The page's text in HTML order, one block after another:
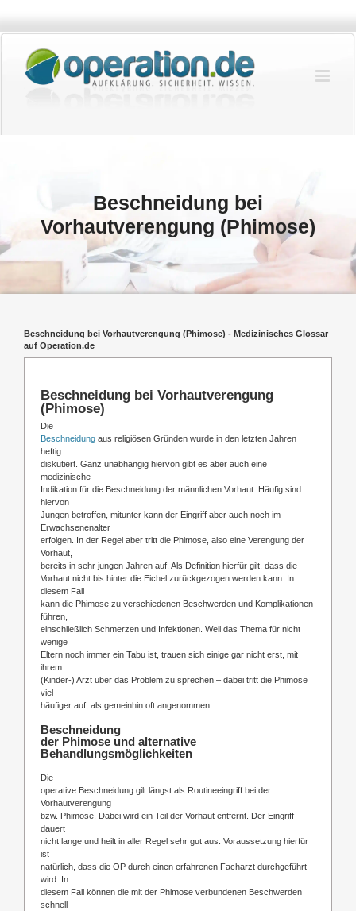
springen
Beschneidung bei
Vorhautverengung (Phimose)
Beschneidung bei Vorhautverengung (Phimose) - Medizinisches Glossar
auf Operation.de
Beschneidung bei Vorhautverengung
(Phimose)
Die
Beschneidung aus religiösen Gründen wurde in den letzten Jahren
heftig
diskutiert. Ganz unabhängig hiervon gibt es aber auch eine
medizinische
Indikation für die Beschneidung der männlichen Vorhaut. Häufig sind
hiervon
Jungen betroffen, mitunter kann der Eingriff aber auch noch im
Erwachsenenalter
erfolgen. In der Regel aber tritt die Phimose, also eine Verengung der
Vorhaut,
bereits in sehr jungen Jahren auf. Als Definition hierfür gilt, dass die
Vorhaut nicht bis hinter die Eichel zurückgezogen werden kann. In
diesem Fall
kann die Phimose zu verschiedenen Beschwerden und Komplikationen
führen,
einschließlich Schmerzen und Infektionen. Weil das Thema für nicht
wenige
Eltern noch immer ein Tabu ist, trauen sich einige gar nicht erst, mit
ihrem
(Kinder-) Arzt über das Problem zu sprechen – dabei tritt die Phimose
viel
häufiger auf, als gemeinhin oft angenommen.
Beschneidung
der Phimose und alternative
Behandlungsmöglichkeiten
Die
operative Beschneidung gilt längst als Routineeingriff bei der
Vorhautverengung
bzw. Phimose. Dabei wird ein Teil der Vorhaut entfernt. Der Eingriff
dauert
nicht lange und heilt in aller Regel sehr gut aus. Voraussetzung hierfür
ist
natürlich, dass die OP durch einen erfahrenen Facharzt durchgeführt
wird. In
diesem Fall können die mit der Phimose verbundenen Beschwerden
schnell